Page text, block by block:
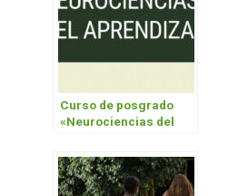
Curso de posgrado
«Neurociencias del